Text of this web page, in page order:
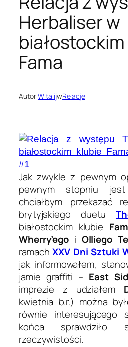
Herbaliser w
Fama
Autor:WitalijwRelacje
Jak zwykle z pewnym
pewnym stopniu
chciałbym przekazać
brytyjskiego duetu
białostockim klubie
Wherry’ego i Olliego
ramachXXV Dni Sztuki
jak informowałem,
jamie graffiti – East
imprezie z udziałem
kwietnia b.r.) można
równie
końca
rzeczywistości.